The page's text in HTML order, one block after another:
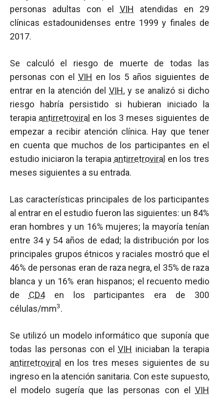
personas adultas con el VIH atendidas en 29
clínicas estadounidenses entre 1999 y finales de
2017.
Se calculó el riesgo de muerte de todas las
personas con el VIH en los 5 años siguientes de
entrar en la atención del VIH, y se analizó si dicho
riesgo habría persistido si hubieran iniciado la
terapia antirretroviral en los 3 meses siguientes de
empezar a recibir atención clínica. Hay que tener
en cuenta que muchos de los participantes en el
estudio iniciaron la terapia antirretroviral en los tres
meses siguientes a su entrada.
Las características principales de los participantes
al entrar en el estudio fueron las siguientes: un 84%
eran hombres y un 16% mujeres; la mayoría tenían
entre 34 y 54 años de edad; la distribución por los
principales grupos étnicos y raciales mostró que el
46% de personas eran de raza negra, el 35% de raza
blanca y un 16% eran hispanos; el recuento medio
de CD4en los participantes era de 300
células/mm3.
Se utilizó un modelo informático que suponía que
todas las personas con elVIH iniciaban la terapia
antirretroviral
en los tres meses siguientes de su
ingreso en la atención sanitaria. Con este supuesto,
el modelo sugería que las personas con el VIH